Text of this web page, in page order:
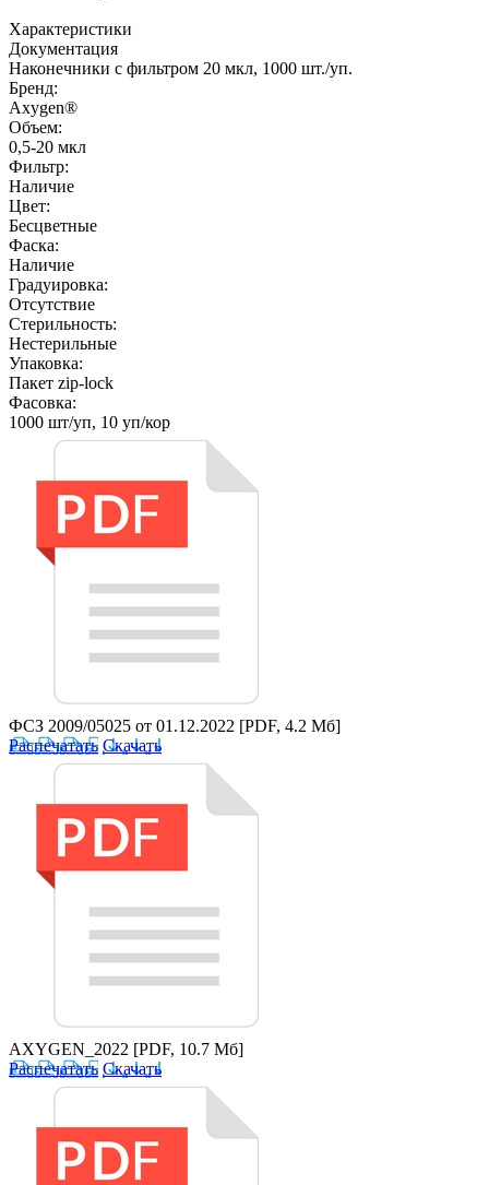
Характеристики
Документация
Наконечники с фильтром 20 мкл, 1000 шт./уп.
Бренд:
Axygen®
Объем:
0,5-20 мкл
Фильтр:
Наличие
Цвет:
Бесцветные
Фаска:
Наличие
Градуировка:
Отсутствие
Стерильность:
Нестерильные
Упаковка:
Пакет zip-lock
Фасовка:
1000 шт/уп, 10 уп/кор
ФСЗ 2009/05025 от 01.12.2022 [PDF, 4.2 Мб]
Распечатать Скачать
AXYGEN_2022 [PDF, 10.7 Мб]
Распечатать Скачать